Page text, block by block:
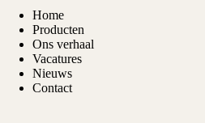
Home
Producten
Ons verhaal
Vacatures
Nieuws
Contact